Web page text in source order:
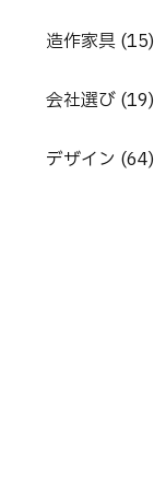
造作家具 (15)
会社選び (19)
デザイン (64)